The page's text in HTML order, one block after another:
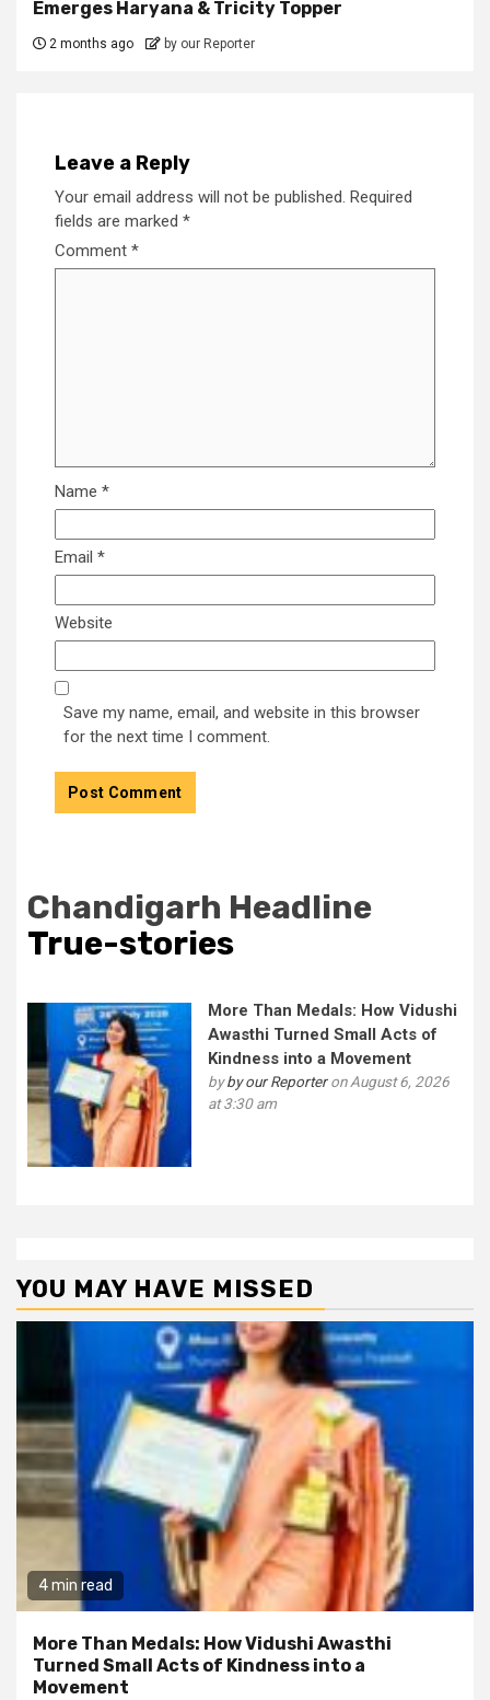
Emerges Haryana & Tricity Topper
2 months ago by our Reporter
Leave a Reply
Your email address will not be published. Required
fields are marked *
Comment *
Name *
Email *
Website
Save my name, email, and website in this browser
for the next time I comment.
Chandigarh Headline
True-stories
More Than Medals: How Vidushi
Awasthi Turned Small Acts of
Kindness into a Movement
byby our Reporteron August 6, 2026
at 3:30 am
YOU MAY HAVE MISSED
4 min read
More Than Medals: How Vidushi Awasthi
Turned Small Acts of Kindness into a
Movement